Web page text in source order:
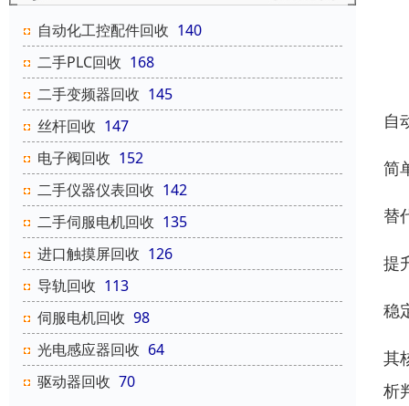
自动化工控配件回收 140
二手PLC回收 168
二手变频器回收 145
丝杆回收 147
电子阀回收 152
二手仪器仪表回收 142
二手伺服电机回收 135
进口触摸屏回收 126
导轨回收 113
伺服电机回收 98
光电感应器回收 64
驱动器回收 70
自
简
替
提
稳
其
析